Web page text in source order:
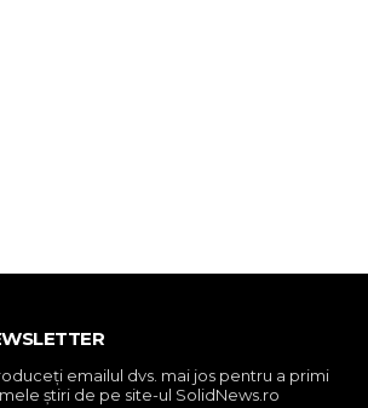
emailul dvs. mai jos pentru a primi
ştiri de pe site-ul SolidNews.ro